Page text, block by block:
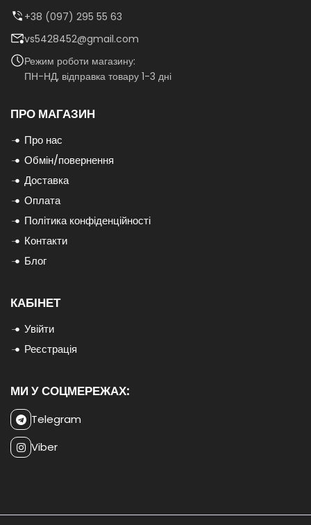
+38 (097) 295 55 63
vs5428452@gmail.com
Режим роботи магазину:
ПН-НД, відправка товару 1-3 дні
ПРО МАГАЗИН
Про нас
Обмін/повернення
Доставка
Оплата
Політика конфіденційності
Контакти
Блог
КАБІНЕТ
Увійти
Реєстрація
МИ У СОЦМЕРЕЖАХ:
Telegram
Viber